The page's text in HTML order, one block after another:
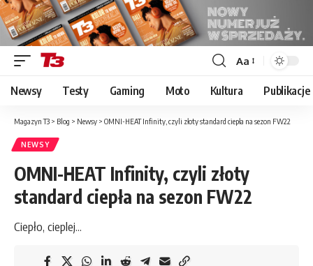
Font
Resizer
Aa
Newsy Testy Gaming Moto Kultura Publikacje
Magazyn T3 > Blog > Newsy > OMNI-HEAT Infinity, czyli złoty standard ciepła na sezon FW22
NEWSY
OMNI-HEAT Infinity, czyli złoty
standard ciepła na sezon FW22
Ciepło, cieplej...